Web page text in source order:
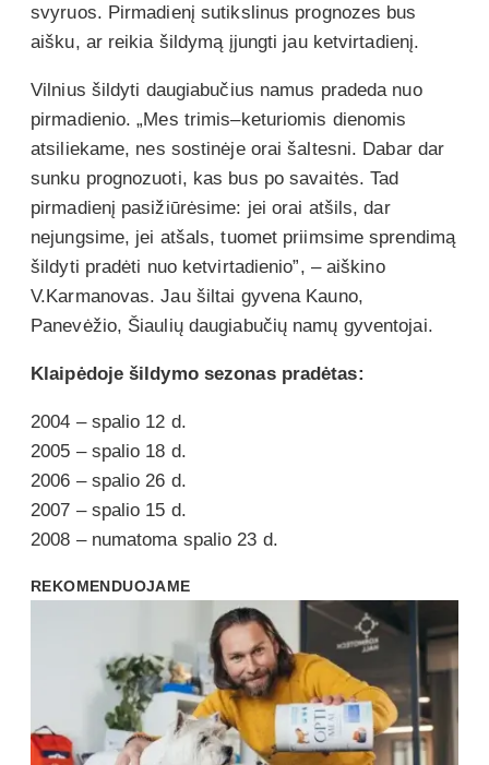
svyruos. Pirmadienį sutikslinus prognozes bus
aišku, ar reikia šildymą įjungti jau ketvirtadienį.
Vilnius šildyti daugiabučius namus pradeda nuo
pirmadienio. „Mes trimis–keturiomis dienomis
atsiliekame, nes sostinėje orai šaltesni. Dabar dar
sunku prognozuoti, kas bus po savaitės. Tad
pirmadienį pasižiūrėsime: jei orai atšils, dar
nejungsime, jei atšals, tuomet priimsime sprendimą
šildyti pradėti nuo ketvirtadienio”, – aiškino
V.Karmanovas. Jau šiltai gyvena Kauno,
Panevėžio, Šiaulių daugiabučių namų gyventojai.
Klaipėdoje šildymo sezonas pradėtas:
2004 – spalio 12 d.
2005 – spalio 18 d.
2006 – spalio 26 d.
2007 – spalio 15 d.
2008 – numatoma spalio 23 d.
REKOMENDUOJAME